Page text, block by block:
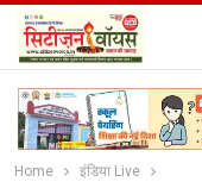
Home इंडिया Live